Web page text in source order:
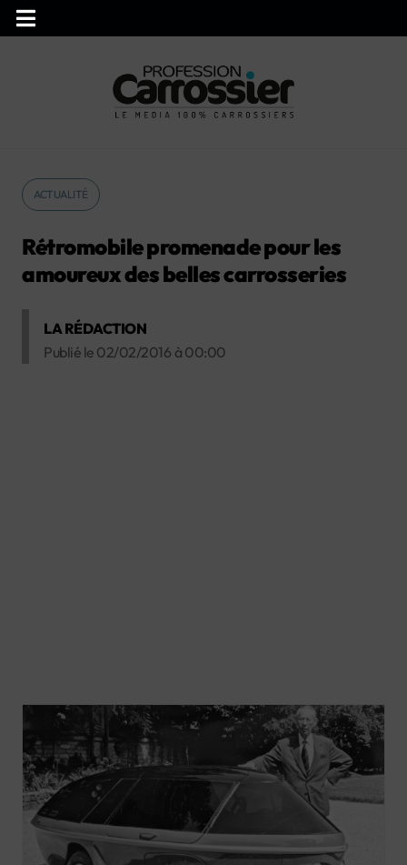
ACTUALITÉ
Rétromobile promenade pour les
amoureux des belles carrosseries
LA RÉDACTION
Publié le 02/02/2016 à 00:00